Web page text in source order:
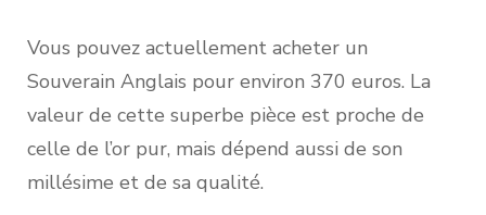
Vous pouvez actuellement acheter un
Souverain Anglais pour environ 370 euros. La
valeur de cette superbe pièce est proche de
celle de l’or pur, mais dépend aussi de son
millésime et de sa qualité.